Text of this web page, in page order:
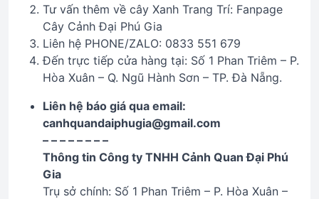
Tư vấn thêm về cây Xanh Trang Trí: Fanpage
Cây Cảnh Đại Phú Gia
Liên hệ PHONE/ZALO: 0833 551 679
Đến trực tiếp cửa hàng tại: Số 1 Phan Triêm – P.
Hòa Xuân – Q. Ngũ Hành Sơn – TP. Đà Nẵng.
Liên hệ báo giá qua email:
canhquandaiphugia@gmail.com
– – – – – – – –
Thông tin Công ty TNHH Cảnh Quan Đại Phú
Gia
Trụ sở chính: Số 1 Phan Triêm – P. Hòa Xuân –